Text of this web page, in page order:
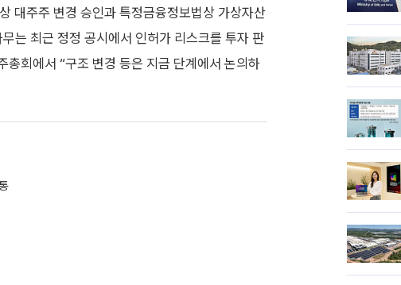
대주주 변경 승인과 특정금융정보법상 가상자산
는 최근 정정 공시에서 인허가 리스크를 투자 판
회에서 “구조 변경 등은 지금 단계에서 논의하